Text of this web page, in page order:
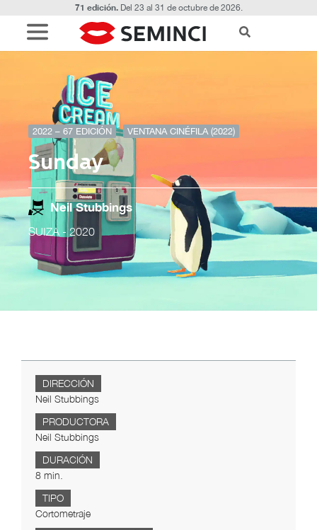
71 edición.Del 23 al 31 de octubre de 2026.
2022 – 67 EDICIÓN VENTANA CINÉFILA (2022)
Sunday
Neil Stubbings
SUIZA - 2020
DIRECCIÓN
Neil Stubbings
PRODUCTORA
Neil Stubbings
DURACIÓN
8 min.
TIPO
Cortometraje